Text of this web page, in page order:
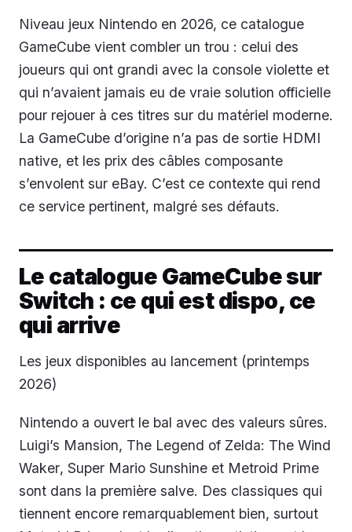
Niveau jeux Nintendo en 2026, ce catalogue
GameCube vient combler un trou : celui des
joueurs qui ont grandi avec la console violette et
qui n’avaient jamais eu de vraie solution officielle
pour rejouer à ces titres sur du matériel moderne.
La GameCube d’origine n’a pas de sortie HDMI
native, et les prix des câbles composante
s’envolent sur eBay. C’est ce contexte qui rend
ce service pertinent, malgré ses défauts.
Le catalogue GameCube sur
Switch : ce qui est dispo, ce
qui arrive
Les jeux disponibles au lancement (printemps
2026)
Nintendo a ouvert le bal avec des valeurs sûres.
Luigi’s Mansion, The Legend of Zelda: The Wind
Waker, Super Mario Sunshine et Metroid Prime
sont dans la première salve. Des classiques qui
tiennent encore remarquablement bien, surtout